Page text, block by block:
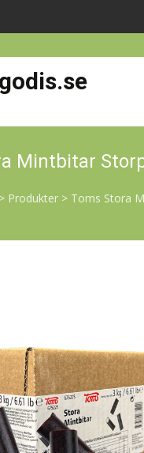
Mintbitar
> Produkter > Toms Stora